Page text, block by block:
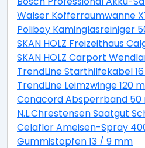
Walser Kofferraumwanne
Poliboy Kaminglasreiniger
SKAN HOLZ Freizeithaus
SKAN HOLZ Carport
TrendLine Starthilfekabel
TrendLine Leimzwinge 120
Conacord Absperrband
N.L.Chrestensen Saatgut
Celaflor Ameisen-Spray
Gummistopfen 13 / 9 mm